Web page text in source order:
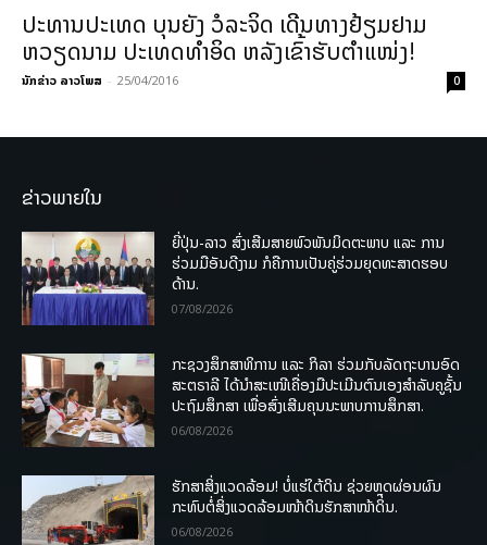
ປະທານປະເທດ ບຸນຍັງ ວໍລະຈິດ ເດີນທາງຢ້ຽມຢາມ
ຫວຽດນາມ ປະເທດທຳອິດ ຫລັງເຂົ້າຮັບຕຳແໜ່ງ!
ນັກຂ່າວ ລາວໂພສ - 25/04/2016 0
ຂ່າວພາຍໃນ
ຍີ່ປຸ່ນ-ລາວ ສົ່ງເສີມສາຍພົວພັນມິດຕະພາບ ແລະ ການ
ຮ່ວມມືອັນດີງາມ ກໍຄືການເປັນຄູ່ຮ່ວມຍຸດທະສາດຮອບ
ດ້ານ.
07/08/2026
ກະຊວງສຶກສາທິການ ແລະ ກິລາ ຮ່ວມກັບລັດຖະບານອົດ
ສະຕຣາລີ ໄດ້ນຳສະເໜີເຄື່ອງມືປະເມີນຕົນເອງສຳລັບຄູຊັ້ນ
ປະຖົມສຶກສາ ເພື່ອສົ່ງເສີມຄຸນນະພາບການສຶກສາ.
06/08/2026
ຮັກສາສິ່ງແວດລ້ອມ! ບໍ່ແຮ່ໃຕ້ດິນ ຊ່ວຍຫຼຸດຜ່ອນຜົນ
ກະທົບຕໍ່ສິ່ງແວດລ້ອມໜ້າດິນຮັກສາໜ້າດິນ.
06/08/2026